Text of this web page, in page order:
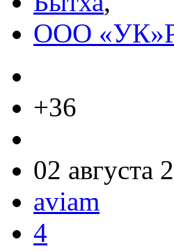
ООО
+36
02 августа
aviam
4